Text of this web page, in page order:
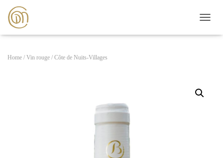
É
Home / Vin rouge / Côte de Nuits-Villages